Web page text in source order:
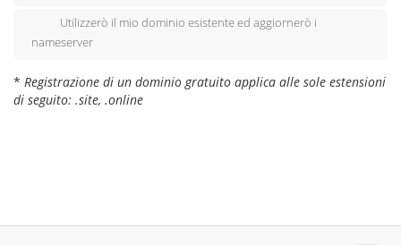
Utilizzerò il mio dominio esistente ed aggiornerò i
nameserver
* Registrazione di un dominio gratuito applica alle sole estensioni
di seguito: .site, .online